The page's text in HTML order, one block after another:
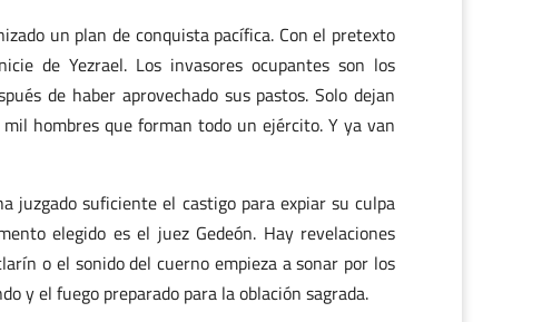
un plan de conquista pacífica. Con el pretexto
de Yezrael. Los invasores ocupantes son los
de haber aprovechado sus pastos. Solo dejan
hombres que forman todo un ejército. Y ya van
juzgado suficiente el castigo para expiar su culpa
elegido es el juez Gedeón. Hay revelaciones
o el sonido del cuerno empieza a sonar por los
y el fuego preparado para la oblación sagrada.